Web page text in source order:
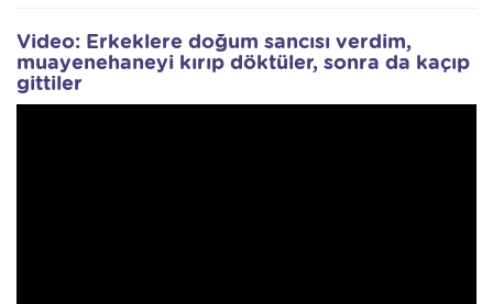
Video: Erkeklere doğum sancısı verdim,
muayenehaneyi kırıp döktüler, sonra da kaçıp
gittiler